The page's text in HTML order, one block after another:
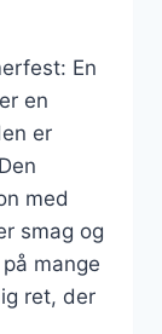
En
en
er
med
smag og
mange
ret, der